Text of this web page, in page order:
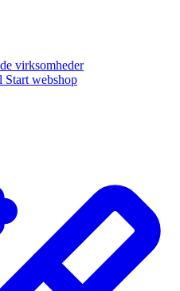
virksomheder
Start webshop